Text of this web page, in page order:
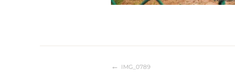
Beitragsnavigation
IMG_0789